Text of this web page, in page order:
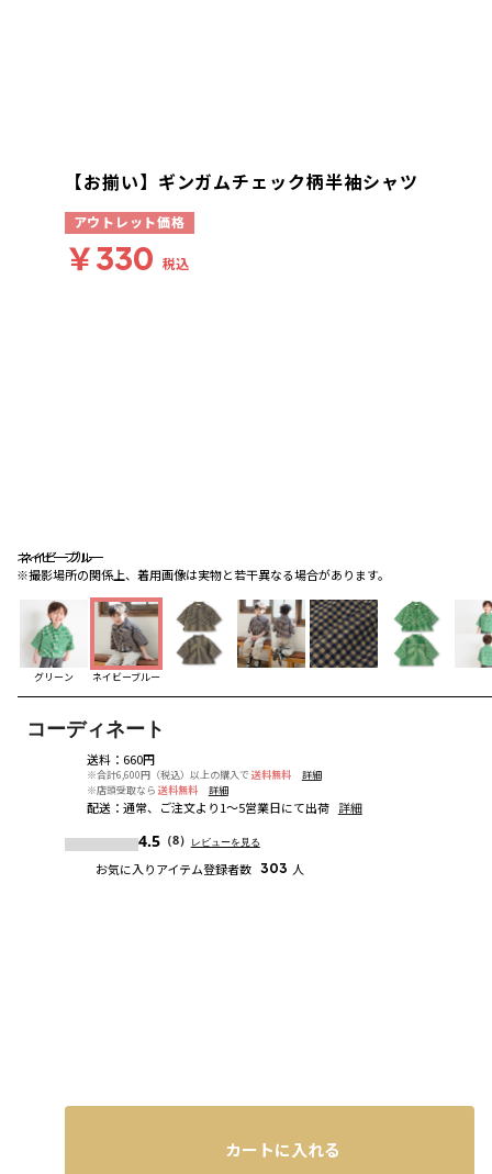
ネイビーブルー
※撮影場所の関係上、着用画像は実物と若干異なる場合があります。
ネイビーブルー
ネイビーブルー
グリーン ネイビーブルー
コーディネート
送料： 660円
※合計6,600円（税込）以上の購入で 送料無料
詳細
※店頭受取なら 送料無料 詳細
配送： 通常、ご注文より1～5営業日にて出荷 詳細
4.5（8） レビューを見る
お気に入りアイテム登録者数 303 人
【お揃い】ギンガムチェック柄半袖シャツ
アウトレット価格
￥330 税込
カートに入れる